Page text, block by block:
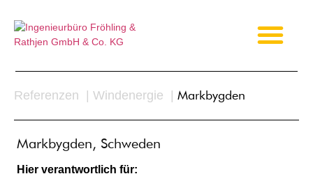
Referenzen | Windenergie | Markbygden
Markbygden, Schweden
Hier verantwortlich für: